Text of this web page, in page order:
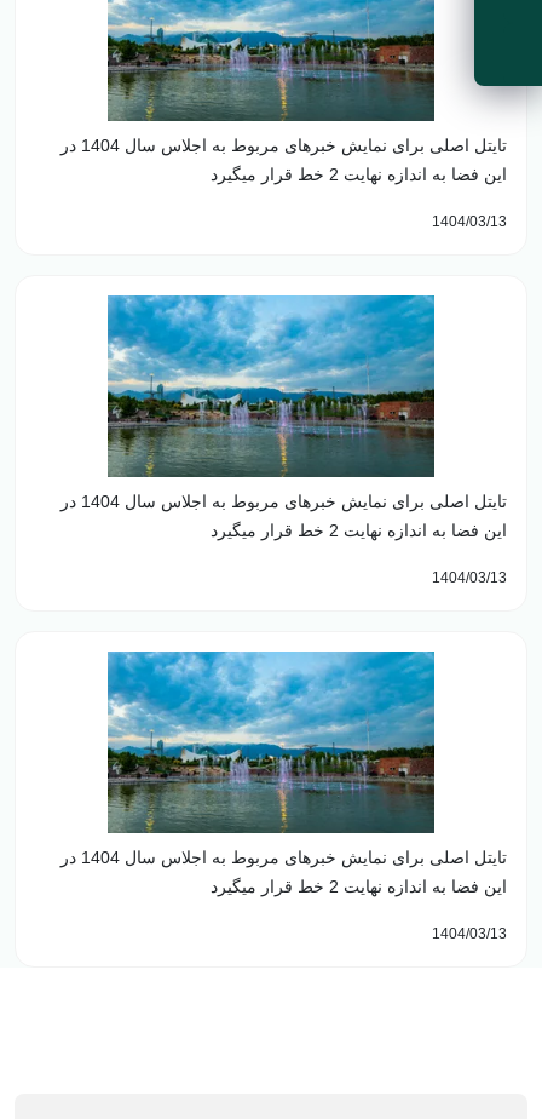
تایتل اصلی برای نمایش خبرهای مربوط به اجلاس سال 1404 در
این فضا به اندازه نهایت 2 خط قرار میگیرد
1404/03/13
تایتل اصلی برای نمایش خبرهای مربوط به اجلاس سال 1404 در
این فضا به اندازه نهایت 2 خط قرار میگیرد
1404/03/13
تایتل اصلی برای نمایش خبرهای مربوط به اجلاس سال 1404 در
این فضا به اندازه نهایت 2 خط قرار میگیرد
1404/03/13
جهت باد